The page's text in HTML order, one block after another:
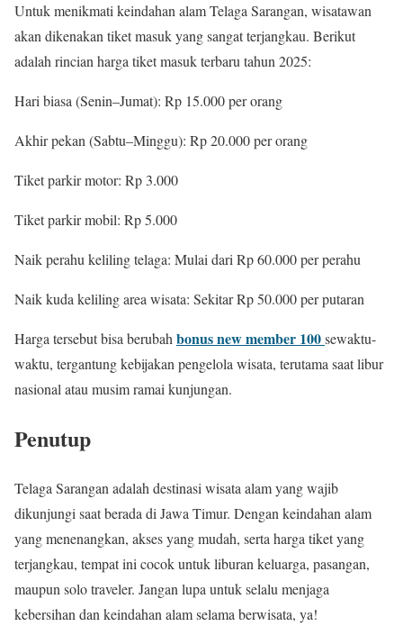
Untuk menikmati keindahan alam Telaga Sarangan, wisatawan
akan dikenakan tiket masuk yang sangat terjangkau. Berikut
adalah rincian harga tiket masuk terbaru tahun 2025:
Hari biasa (Senin–Jumat): Rp 15.000 per orang
Akhir pekan (Sabtu–Minggu): Rp 20.000 per orang
Tiket parkir motor: Rp 3.000
Tiket parkir mobil: Rp 5.000
Naik perahu keliling telaga: Mulai dari Rp 60.000 per perahu
Naik kuda keliling area wisata: Sekitar Rp 50.000 per putaran
Harga tersebut bisa berubahbonus new member 100sewaktu-
waktu, tergantung kebijakan pengelola wisata, terutama saat libur
nasional atau musim ramai kunjungan.
Penutup
Telaga Sarangan adalah destinasi wisata alam yang wajib
dikunjungi saat berada di Jawa Timur. Dengan keindahan alam
yang menenangkan, akses yang mudah, serta harga tiket yang
terjangkau, tempat ini cocok untuk liburan keluarga, pasangan,
maupun solo traveler. Jangan lupa untuk selalu menjaga
kebersihan dan keindahan alam selama berwisata, ya!